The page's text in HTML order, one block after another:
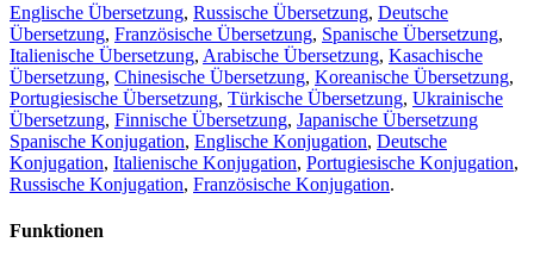
Englische Übersetzung, Russische Übersetzung, Deutsche
Übersetzung, Französische Übersetzung, Spanische Übersetzung,
Italienische Übersetzung, Arabische Übersetzung, Kasachische
Übersetzung, Chinesische Übersetzung, Koreanische Übersetzung,
Portugiesische Übersetzung, Türkische Übersetzung, Ukrainische
Übersetzung, Finnische Übersetzung, Japanische Übersetzung
Spanische Konjugation, Englische Konjugation, Deutsche
Konjugation, Italienische Konjugation, Portugiesische Konjugation,
Russische Konjugation, Französische Konjugation.
Funktionen